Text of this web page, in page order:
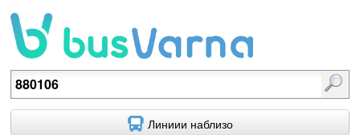
Потърсете спирка или линия.
Линиии наблизо